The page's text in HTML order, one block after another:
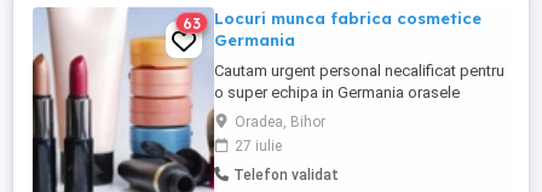
63
Locuri munca fabrica cosmetice
Germania
Cautam urgent personal necalificat pentru
o super echipa in Germania orasele
Stuttgard si Hamburg pentru fabrica
cosmetice, la ambalat si etichetat
produsele .Plecarile sunt urgente in luna
octombrie 2025 se pot face rezervari
Oradea, Bihor
27 iulie
Telefon validat